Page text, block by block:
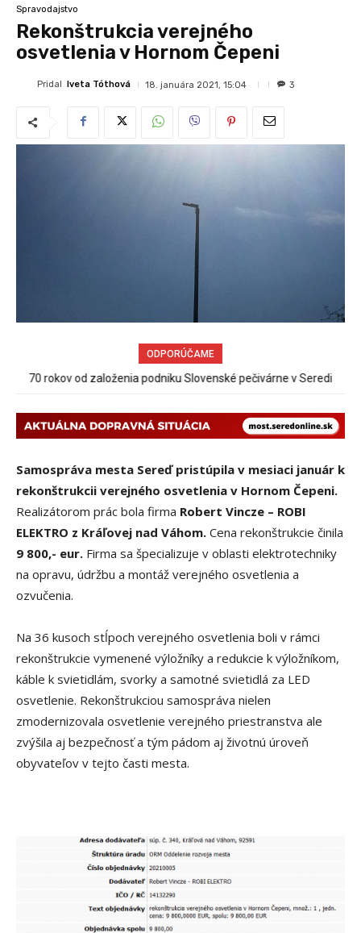
Spravodajstvo
Rekonštrukcia verejného
osvetlenia v Hornom Čepeni
Pridal Iveta Tóthová 18. januára 2021, 15:04 3
ODPORÚČAME
70 rokov od založenia podniku Slovenské pečivárne v Seredi
Burina pri cyklotrase Sereď – Šúrovce
Samospráva mesta Sereď pristúpila v mesiaci január k
rekonštrukcii verejného osvetlenia v Hornom Čepeni.
Realizátorom prác bola firma Robert Vincze – ROBI
ELEKTRO z Kráľovej nad Váhom. Cena rekonštrukcie činila
9 800,- eur. Firma sa špecializuje v oblasti elektrotechniky
na opravu, údržbu a montáž verejného osvetlenia a
ozvučenia.
Na 36 kusoch stĺpoch verejného osvetlenia boli v rámci
rekonštrukcie vymenené výložníky a redukcie k výložníkom,
káble k svietidlám, svorky a samotné svietidlá za LED
osvetlenie. Rekonštrukciou samospráva nielen
zmodernizovala osvetlenie verejného priestranstva ale
zvýšila aj bezpečnosť a tým pádom aj životnú úroveň
obyvateľov v tejto časti mesta.